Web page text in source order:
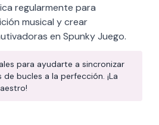
regularmente para
musical y crear
en Spunky Juego.
para ayudarte a sincronizar
bucles a la perfección. ¡La